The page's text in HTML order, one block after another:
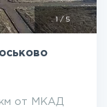
1/ 5
от МКАД